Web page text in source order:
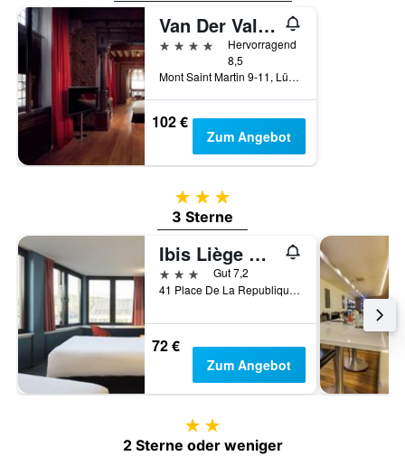
Van Der Valk Sélys Liège Hotel & Spa
4 Sterne
Hervorragend
8,5
Mont Saint Martin 9-11, Lüttich, Belgien
102 €
Zum Angebot
3 Sterne
3 Sterne
Ibis Liège Centre Opéra
3 Sterne
Gut 7,2
41 Place De La Republique Francaise, Lüttich, Belgien
72 €
Zum Angebot
2 Sterne
2 Sterne oder weniger